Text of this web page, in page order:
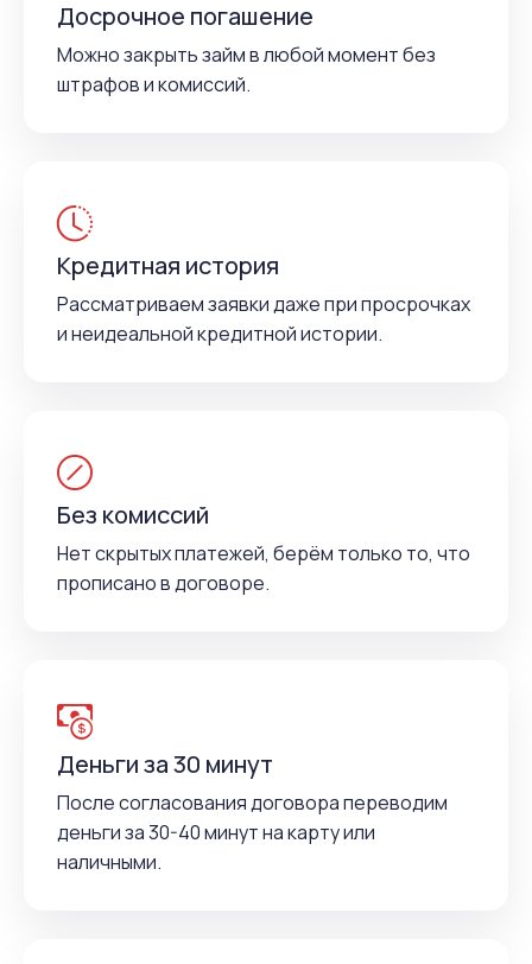
Досрочное погашение
Можно закрыть займ в любой момент без
штрафов и комиссий.
Кредитная история
Рассматриваем заявки даже при просрочках
и неидеальной кредитной истории.
Без комиссий
Нет скрытых платежей, берём только то, что
прописано в договоре.
Деньги за 30 минут
После согласования договора переводим
деньги за 30-40 минут на карту или
наличными.